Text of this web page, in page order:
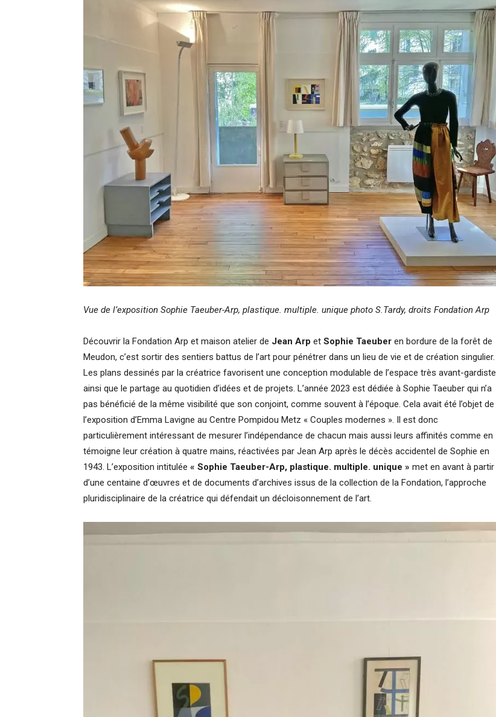
Vue de l’exposition Sophie Taeuber-Arp, plastique. multiple. unique photo S.Tardy, droits Fondation Arp
Découvrir la Fondation Arp et maison atelier de Jean Arp et Sophie Taeuber en bordure de la forêt de
Meudon, c’est sortir des sentiers battus de l’art pour pénétrer dans un lieu de vie et de création singulier.
Les plans dessinés par la créatrice favorisent une conception modulable de l’espace très avant-gardiste
ainsi que le partage au quotidien d’idées et de projets. L’année 2023 est dédiée à Sophie Taeuber qui n’a
pas bénéficié de la même visibilité que son conjoint, comme souvent à l’époque. Cela avait été l’objet de
l’exposition d’Emma Lavigne au Centre Pompidou Metz « Couples modernes ». Il est donc
particulièrement intéressant de mesurer l’indépendance de chacun mais aussi leurs affinités comme en
témoigne leur création à quatre mains, réactivées par Jean Arp après le décès accidentel de Sophie en
1943. L’exposition intitulée « Sophie Taeuber-Arp, plastique. multiple. unique » met en avant à partir
d’une centaine d’œuvres et de documents d’archives issus de la collection de la Fondation, l’approche
pluridisciplinaire de la créatrice qui défendait un décloisonnement de l’art.